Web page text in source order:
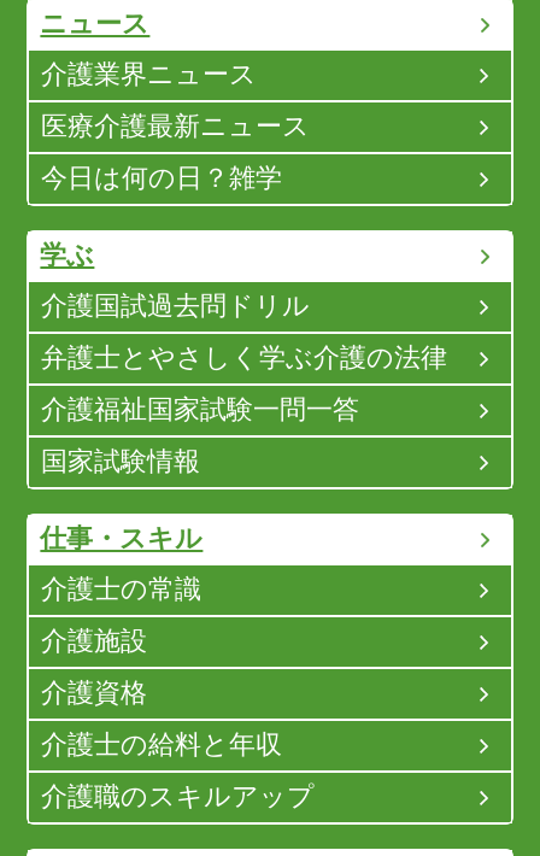
ニュース
介護業界ニュース
医療介護最新ニュース
今日は何の日？雑学
学ぶ
介護国試過去問ドリル
弁護士とやさしく学ぶ介護の法律
介護福祉国家試験一問一答
国家試験情報
仕事・スキル
介護士の常識
介護施設
介護資格
介護士の給料と年収
介護職のスキルアップ